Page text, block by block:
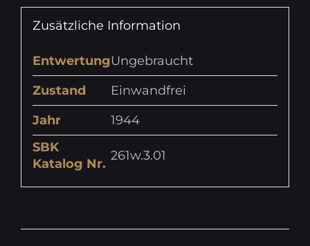
Zusätzliche Information
EntwertungUngebraucht
Zustand
Einwandfrei
Jahr
1944
SBK
Katalog Nr.
261w.3.01